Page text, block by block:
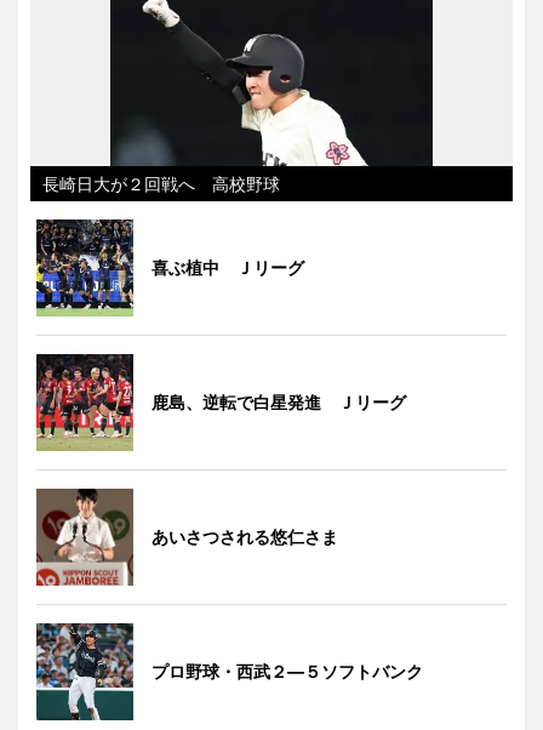
長崎日大が２回戦へ 高校野球
喜ぶ植中 Ｊリーグ
鹿島、逆転で白星発進 Ｊリーグ
あいさつされる悠仁さま
プロ野球・西武２―５ソフトバンク